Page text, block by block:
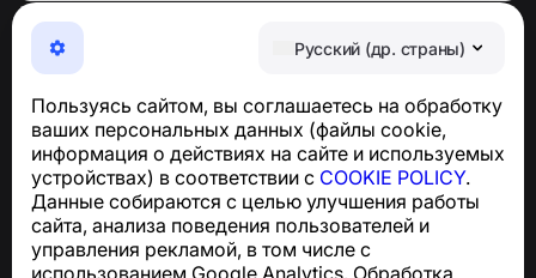
Русский (др. страны)
Пользуясь сайтом, вы соглашаетесь на обработку
ваших персональных данных (файлы cookie,
информация о действиях на сайте и используемых
устройствах) в соответствии с COOKIE POLICY.
Данные собираются с целью улучшения работы
сайта, анализа поведения пользователей и
управления рекламой, в том числе с
использованием Google Analytics. Обработка
NumBuster © 2013—2026 ·
Максимально удобное приложение для защиты от
телефонных мошенников, спама и нежелательных
Для запросов по соблюдению GDPR:
support@numbuster.com
Центр поддержки
Новости и статьи
О проекте